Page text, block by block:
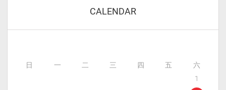
CALENDAR
日 一 二 三 四 五
六
1